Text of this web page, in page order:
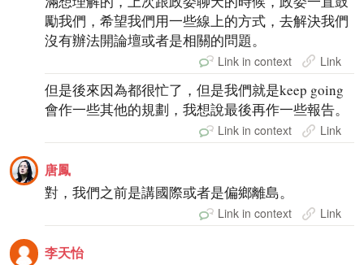
勵我們，希望我們用一些線上的方式，去解決我們
沒有辦法開論壇或者是相關的問題。
Link in context Link
但是後來因為都很忙了，但是我們就是keep going
會作一些其他的規劃，我想說最後再作一些報告。
Link in context Link
唐鳳
對，我們之前是講國際或者是偏鄉離島。
Link in context Link
李天怡